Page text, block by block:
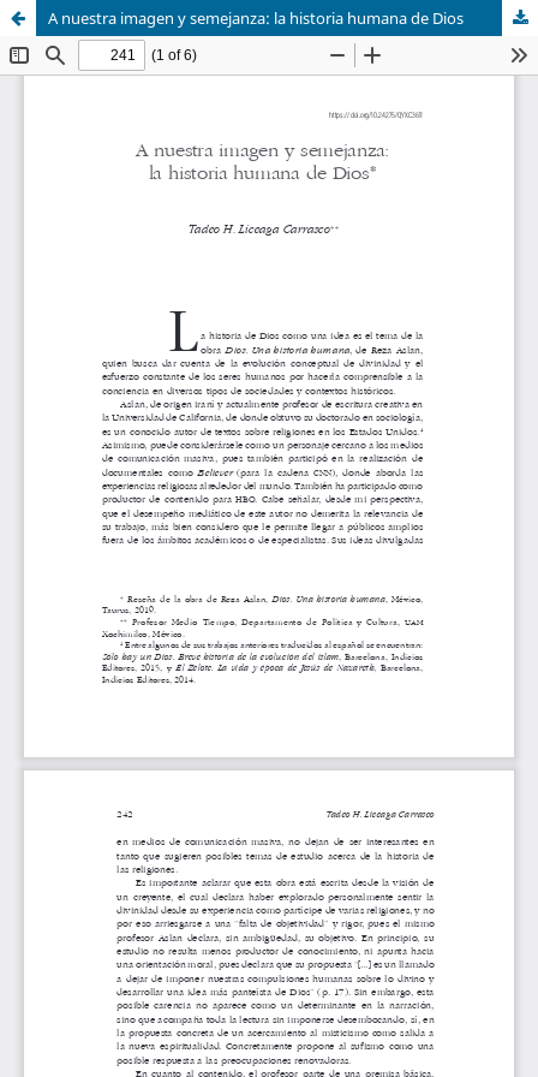
A nuestra imagen y semejanza: la historia humana de Dios